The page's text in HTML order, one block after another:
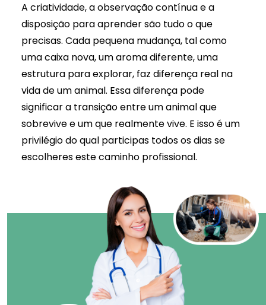
A criatividade, a observação contínua e a
disposição para aprender são tudo o que
precisas. Cada pequena mudança, tal como
uma caixa nova, um aroma diferente, uma
estrutura para explorar, faz diferença real na
vida de um animal. Essa diferença pode
significar a transição entre um animal que
sobrevive e um que realmente vive. E isso é um
privilégio do qual participas todos os dias se
escolheres este caminho profissional.